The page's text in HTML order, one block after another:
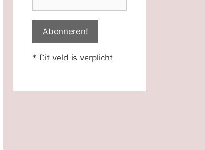
* Dit veld is verplicht.